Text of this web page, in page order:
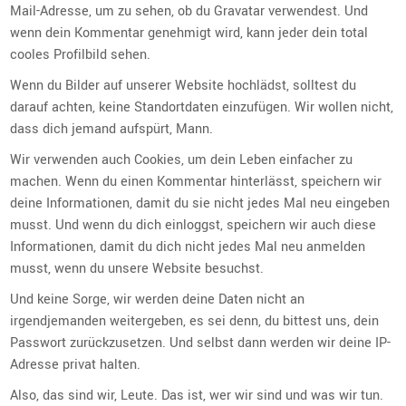
Mail-Adresse, um zu sehen, ob du Gravatar verwendest. Und
wenn dein Kommentar genehmigt wird, kann jeder dein total
cooles Profilbild sehen.
Wenn du Bilder auf unserer Website hochlädst, solltest du
darauf achten, keine Standortdaten einzufügen. Wir wollen nicht,
dass dich jemand aufspürt, Mann.
Wir verwenden auch Cookies, um dein Leben einfacher zu
machen. Wenn du einen Kommentar hinterlässt, speichern wir
deine Informationen, damit du sie nicht jedes Mal neu eingeben
musst. Und wenn du dich einloggst, speichern wir auch diese
Informationen, damit du dich nicht jedes Mal neu anmelden
musst, wenn du unsere Website besuchst.
Und keine Sorge, wir werden deine Daten nicht an
irgendjemanden weitergeben, es sei denn, du bittest uns, dein
Passwort zurückzusetzen. Und selbst dann werden wir deine IP-
Adresse privat halten.
Also, das sind wir, Leute. Das ist, wer wir sind und was wir tun.